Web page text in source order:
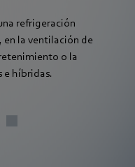
refrigeración
la ventilación de
o la
e híbridas.